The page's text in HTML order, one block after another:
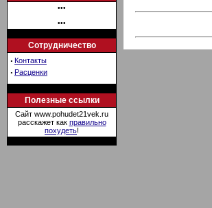
•••
•••
Сотрудничество
· Контакты
· Расценки
Полезные ссылки
Сайт www.pohudet21vek.ru
расскажет как правильно
похудеть!